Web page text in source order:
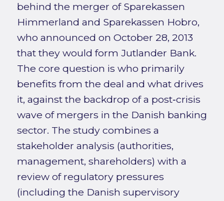
behind the merger of Sparekassen
Himmerland and Sparekassen Hobro,
who announced on October 28, 2013
that they would form Jutlander Bank.
The core question is who primarily
benefits from the deal and what drives
it, against the backdrop of a post‑crisis
wave of mergers in the Danish banking
sector. The study combines a
stakeholder analysis (authorities,
management, shareholders) with a
review of regulatory pressures
(including the Danish supervisory